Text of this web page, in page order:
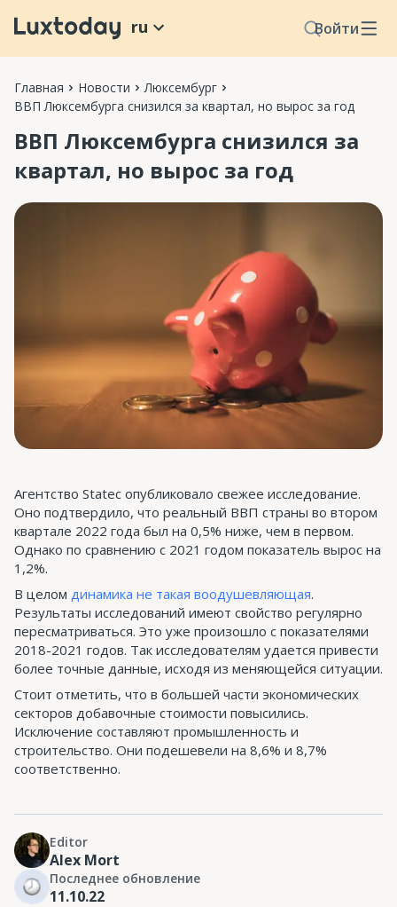
Войти
ru
Главная Новости
Люксембург
ВВП Люксембурга снизился за квартал, но вырос за год
ВВП Люксембурга снизился за
квартал, но вырос за год
Агентство Statec опубликовало свежее исследование.
Оно подтвердило, что реальный ВВП страны во втором
квартале 2022 года был на 0,5% ниже, чем в первом.
Однако по сравнению с 2021 годом показатель вырос на
1,2%.
В целом динамика не такая воодушевляющая.
Результаты исследований имеют свойство регулярно
пересматриваться. Это уже произошло с показателями
2018-2021 годов. Так исследователям удается привести
более точные данные, исходя из меняющейся ситуации.
Стоит отметить, что в большей части экономических
секторов добавочные стоимости повысились.
Исключение составляют промышленность и
строительство. Они подешевели на 8,6% и 8,7%
соответственно.
Editor
Alex Mort
Последнее обновление
11.10.22